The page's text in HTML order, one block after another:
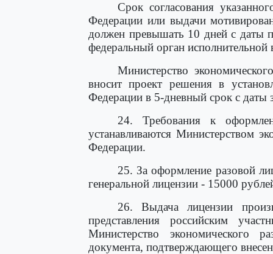
Срок согласования
Федерации или выдачи
должен превышать 10 дней с даты
федеральный орган исполнительной
Министерство
вносит проект решения в
Федерации в 5-дневный срок с даты
24. Требования к
устанавливаются Министерством
Федерации.
25. За оформление разовой
генеральной лицензии - 15000
26. Выдача лицензии
представления российским
Министерство экономического
документа, подтверждающего